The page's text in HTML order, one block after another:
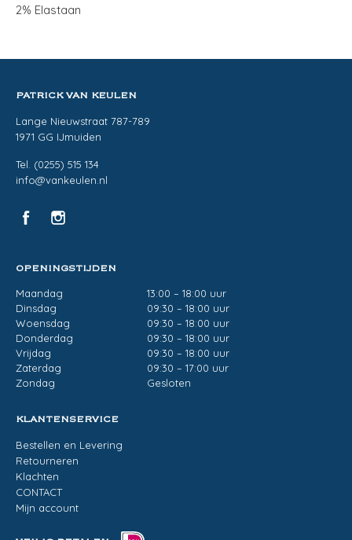
2% Elastaan
PATRICK VAN KEULEN
Lange Nieuwstraat 787-789
1971 GG IJmuiden
Tel. (0255) 515 134
info@vankeulen.nl
OPENINGSTIJDEN
Maandag
13:00 – 18:00 uur
Dinsdag
09:30 – 18:00 uur
Woensdag
09:30 – 18:00 uur
Donderdag
09:30 – 18:00 uur
Vrijdag
09:30 – 18:00 uur
Zaterdag
09:30 – 17:00 uur
Zondag
Gesloten
KLANTENSERVICE
Bestellen en Levering
Retourneren
Klachten
CONTACT
Mijn account